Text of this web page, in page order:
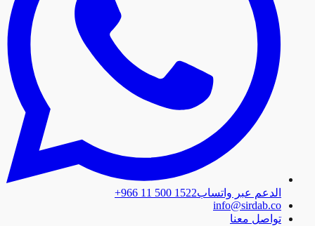
الدعم عبر واتساب +966 11 500 1522
info@sirdab.co
تواصل معنا